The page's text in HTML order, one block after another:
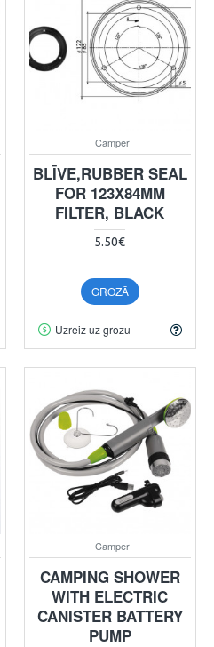
Camper
BLĪVE,RUBBER SEAL
FOR 123X84MM
FILTER, BLACK
5.50€
GROZĀ
Uzreiz uz grozu
Camper
CAMPING SHOWER
WITH ELECTRIC
CANISTER BATTERY
PUMP